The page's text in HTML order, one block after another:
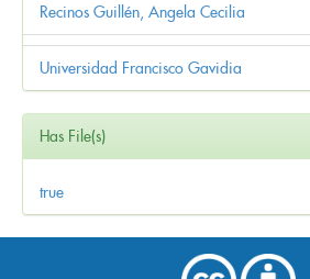
Recinos Guillén, Angela Cecilia
Universidad Francisco Gavidia
Has File(s)
true